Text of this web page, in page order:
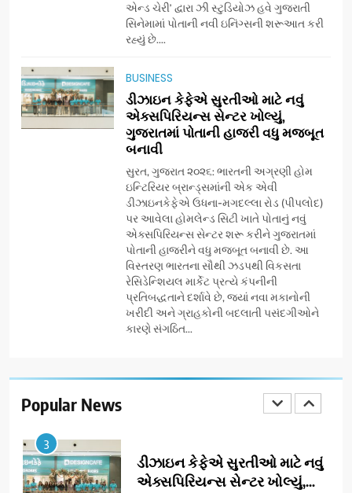
એન્ડ ચેરી’ દ્વારા ઝી સ્ટુડિયોઝ હવે ગુજરાતી
સિનેમામાં પોતાની નવી ઇનિંગ્સની શરૂઆત કરી
રહ્યું છે....
BUSINESS
ડીઝાઇન કેફેએ સુરતીઓ માટે નવું
એક્સપિરિયન્સ સેન્ટર ખોલ્યું,
ગુજરાતમાં પોતાની હાજરી વધુ મજબૂત
બનાવી
સુરત, ગુજરાત ૨૦૨૬: ભારતની અગ્રણી હોમ
ઇન્ટિરિયર બ્રાન્ડ્સમાંની એક એવી
ડીઝાઇનકેફેએ ઉધના-મગદલ્લા રોડ (પીપલોદ)
પર આવેલા હોમલેન્ડ સિટી ખાતે પોતાનું નવું
એક્સપિરિયન્સ સેન્ટર શરૂ કરીને ગુજરાતમાં
પોતાની હાજરીને વધુ મજબૂત બનાવી છે. આ
વિસ્તરણ ભારતના સૌથી ઝડપથી વિકસતા
રેસિડેન્શિયલ માર્કેટ પ્રત્યે કંપનીની
પ્રતિબદ્ધતાને દર્શાવે છે, જ્યાં નવા મકાનોની
ખરીદી અને ગ્રાહકોની બદલાતી પસંદગીઓને
કારણે સંગઠિત...
Popular News
અમદાવાદમાં યોજાયેલા ‘ઓકલ્ટ
ટેરોટ રીડર પુનિતજી લુલ્લા એ ટેરોટ
કાર્ડ રીડિંગ અંગે માહિતી આપી
AHMEDABAD
8
ગ્લોબલ એક્સેલન્સ ફોરમ દ્વારા
નેશનલ લીડરશિપ કોન્કલેવ તથા
ભારત સમ્માન ૨૦૨૬નો ભવ્ય અને
પ્રતિષ્ઠિત કાર્યક્રમ નવી દિલ્હીમાં
સફળતાપૂર્વક યોજાયો
BUSINESS
ગેટ સેટ ગો રિવ્યુ: ગુજરાતી
સિનેમામાં એક્શન અને રોમાંચનો
એક તદ્દન નવો અને અનોખો
અંદાજ
ENTERTAINMENT
ગ્રાન્ડ એન્ટ્રી: સિદ્ધાર્થ રાંદેરિયાની
‘ટોમ એન્ડ ચેરી’ સાથે નવા યુગની
3
ડીઝાઇન કેફેએ સુરતીઓ માટે નવું
એક્સપિરિયન્સ સેન્ટર ખોલ્યું,